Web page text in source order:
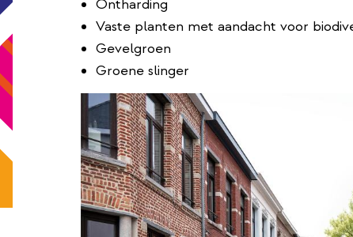
Ontharding
Vaste planten met aandacht voor
Gevelgroen
Groene slinger